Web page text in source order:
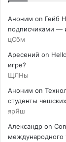
Аноним on Гейб
подписчиками —
цСбм
Аресений on
игре?
ЩЛНы
Аноним on
студенты
ярЯш
Александр on
международного